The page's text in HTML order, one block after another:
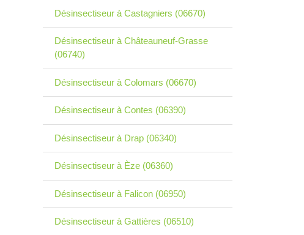
Désinsectiseur à Castagniers (06670)
Désinsectiseur à Châteauneuf-Grasse
(06740)
Désinsectiseur à Colomars (06670)
Désinsectiseur à Contes (06390)
Désinsectiseur à Drap (06340)
Désinsectiseur à Èze (06360)
Désinsectiseur à Falicon (06950)
Désinsectiseur à Gattières (06510)